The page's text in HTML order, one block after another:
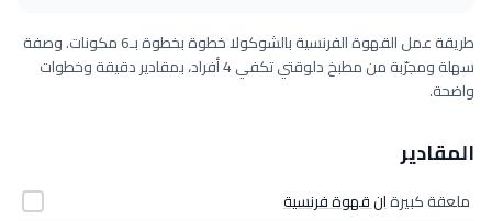
طريقة عمل القهوة الفرنسية بالشوكولا خطوة بخطوة بـ6 مكونات. وصفة
سهلة ومجرّبة من مطبخ دلوقتي تكفي 4 أفراد، بمقادير دقيقة وخطوات
واضحة.
المقادير
ملعقة كبيرةان قهوة فرنسية